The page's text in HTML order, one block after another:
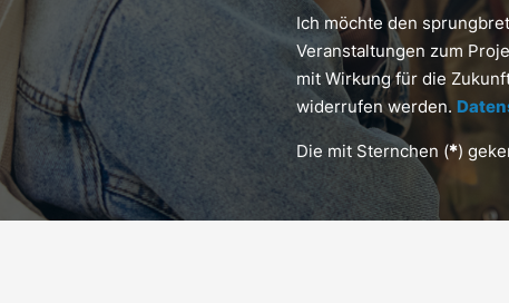
Ich möchte den
Veranstaltungen zum
mit Wirkung für die
widerrufen werden.
Die mit Sternchen (*)